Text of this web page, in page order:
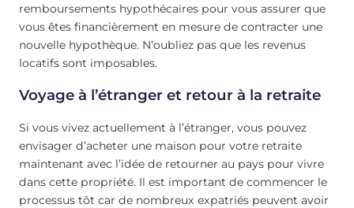
remboursements hypothécaires pour vous assurer que
vous êtes financièrement en mesure de contracter une
nouvelle hypothèque. N’oubliez pas que les revenus
locatifs sont imposables.
Voyage à l’étranger et retour à la retraite
Si vous vivez actuellement à l’étranger, vous pouvez
envisager d’acheter une maison pour votre retraite
maintenant avec l’idée de retourner au pays pour vivre
dans cette propriété. Il est important de commencer le
processus tôt car de nombreux expatriés peuvent avoir